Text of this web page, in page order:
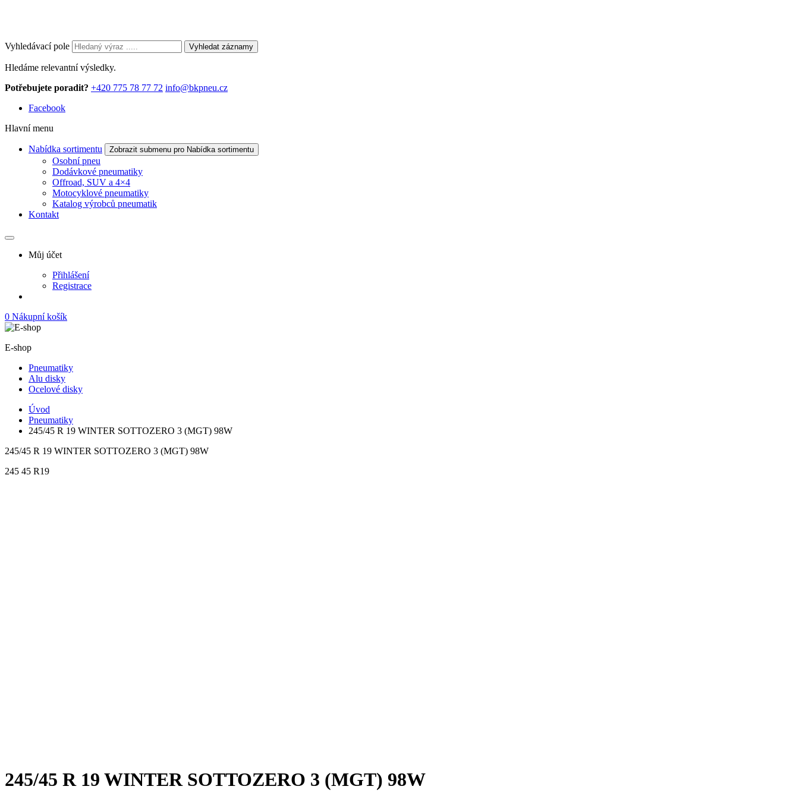
Vyhledávací pole Vyhledat záznamy
Hledáme relevantní výsledky.
Potřebujete poradit? +420 775 78 77 72 info@bkpneu.cz
Facebook
Hlavní menu
Nabídka sortimentu Zobrazit submenu pro Nabídka sortimentu
Osobní pneu
Dodávkové pneumatiky
Offroad, SUV a 4×4
Motocyklové pneumatiky
Katalog výrobců pneumatik
Kontakt
Můj účet
Přihlášení
Registrace
0 Nákupní košík
E-shop
Pneumatiky
Alu disky
Ocelové disky
Úvod
Pneumatiky
245/45 R 19 WINTER SOTTOZERO 3 (MGT) 98W
245/45 R 19 WINTER SOTTOZERO 3 (MGT) 98W
245 45 R19
245/45 R 19 WINTER SOTTOZERO 3 (MGT) 98W